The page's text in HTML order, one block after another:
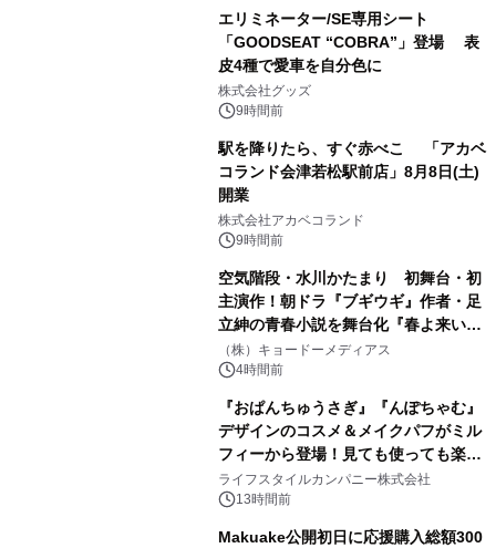
エリミネーター/SE専用シート
「GOODSEAT “COBRA”」登場 表
皮4種で愛車を自分色に
株式会社グッズ
9時間前
駅を降りたら、すぐ赤べこ 「アカベ
コランド会津若松駅前店」8月8日(土)
開業
株式会社アカベコランド
9時間前
空気階段・水川かたまり 初舞台・初
主演作！朝ドラ『ブギウギ』作者・足
立紳の青春小説を舞台化『春よ来い、
マジで来い』キービジュアル解禁！
（株）キョードーメディアス
4時間前
『おぱんちゅうさぎ』『んぽちゃむ』
デザインのコスメ＆メイクパフがミル
フィーから登場！見ても使っても楽し
い、ポップでキュートなコレクショ
ン。
ライフスタイルカンパニー株式会社
13時間前
Makuake公開初日に応援購入総額300